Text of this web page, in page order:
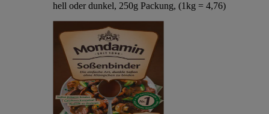
hell oder dunkel, 250g Packung, (1kg = 4,76)